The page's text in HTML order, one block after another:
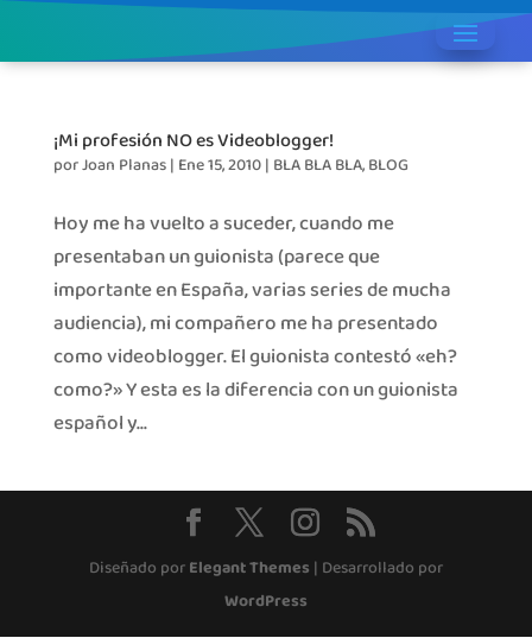
¡Mi profesión NO es Videoblogger!
porJoan Planas| Ene 15, 2010| BLA BLA BLA,BLOG
Hoy me ha vuelto a suceder, cuando me
presentaban un guionista (parece que
importante en España, varias series de mucha
audiencia), mi compañero me ha presentado
como videoblogger. El guionista contestó «eh?
como?» Y esta es la diferencia con un guionista
español y...
Diseñado porElegant Themes | Desarrollado por
WordPress